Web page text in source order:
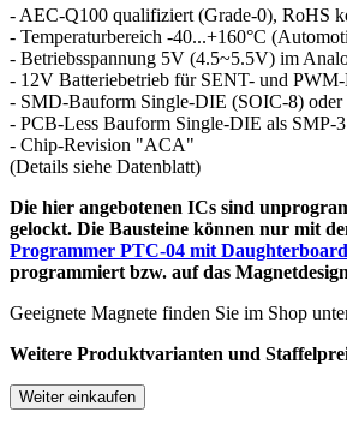
- AEC-Q100 qualifiziert (Grade-0), RoHS
- Temperaturbereich -40...+160°C
- Betriebsspannung 5V (4.5~5.5V) im
- 12V Batteriebetrieb für SENT- und
- SMD-Bauform Single-DIE (SOIC-8)
- PCB-Less Bauform Single-DIE als SMP-3
- Chip-Revision "ACA"
(Details siehe Datenblatt)
Die hier angebotenen ICs sind
gelockt. Die Bausteine können nur mit
Programmer PTC-04 mit
programmiert bzw. auf das
Geeignete Magnete finden Sie im Shop
Weitere Produktvarianten und
Weiter einkaufen